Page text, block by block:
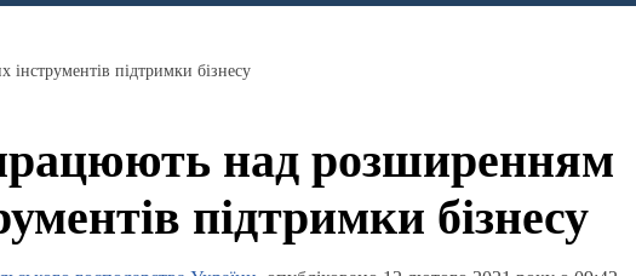
підтримки бізнесу
над розширенням
підтримки бізнесу